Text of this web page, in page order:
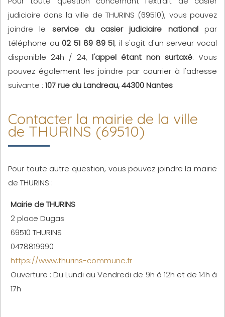
judiciaire dans la ville de THURINS (69510), vous pouvez
joindre le service du casier judiciaire nationalpar
téléphone au 02 51 89 89 51, il s'agit d'un serveur vocal
disponible 24h / 24, l'appel étant non surtaxé. Vous
pouvez également les joindre par courrier à l'adresse
suivante : 107 rue du Landreau, 44300 Nantes
Contacter la mairie de la ville
de THURINS (69510)
Pour toute autre question, vous pouvez joindre la mairie
de THURINS :
Mairie de THURINS
2 place Dugas
69510 THURINS
0478819990
https://www.thurins-commune.fr
Ouverture : Du Lundi au Vendredi de 9h à 12h et de 14h à
17h